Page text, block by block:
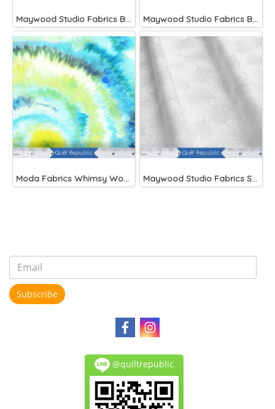
Maywood Studio Fabrics Beautiful Basics Maywood Studio Fabrics Beautiful Basics Blue
Moda Fabrics Whimsy Wonderland Shakedown Street Spiral Breeze Maywood Studio Fabrics Solitaire Whites
Subscribe
@quiltrepublic